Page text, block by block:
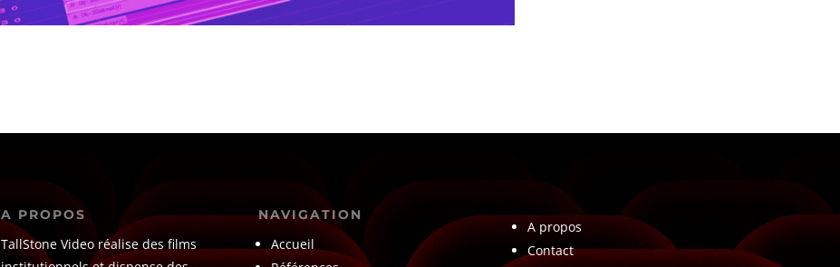
A PROPOS
TallStone Video réalise des films
NAVIGATION
Accueil
A propos
Contact